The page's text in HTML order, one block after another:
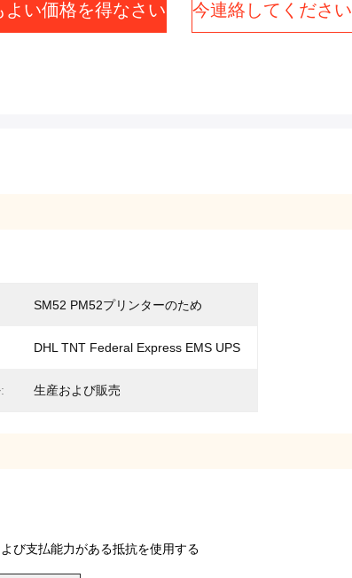
よい価格を得なさい 今連絡してください
SM52 PM52プリンターのため
DHL TNT Federal Express EMS UPS
生産および販売
び支払能力がある抵抗を使用する